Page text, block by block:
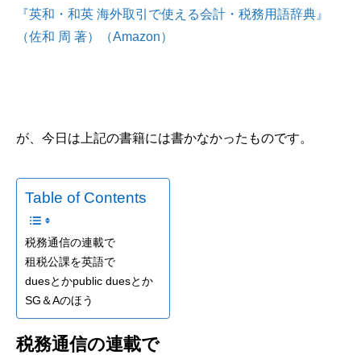
『英和・和英 海外取引で使える会計・税務用語辞典』
（佐和 周 著）（Amazon）
が、今日は上記の書籍には書かなかったものです。
Table of Contents
税務通信の連載で
租税公課を英語で
duesとかpublic duesとか
SG＆Aのほう
税務通信の連載で